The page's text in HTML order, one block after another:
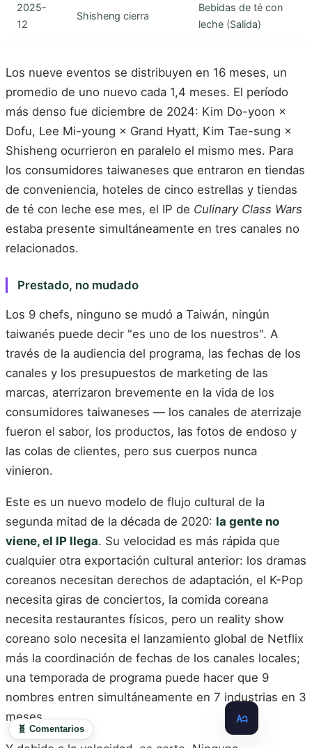
2025-
12
Shisheng cierra
Bebidas de té con
leche (Salida)
Los nueve eventos se distribuyen en 16 meses, un
promedio de uno nuevo cada 1,4 meses. El período
más denso fue diciembre de 2024: Kim Do-yoon ×
Dofu, Lee Mi-young × Grand Hyatt, Kim Tae-sung ×
Shisheng ocurrieron en paralelo el mismo mes. Para
los consumidores taiwaneses que entraron en tiendas
de conveniencia, hoteles de cinco estrellas y tiendas
de té con leche ese mes, el IP de Culinary Class Wars
estaba presente simultáneamente en tres canales no
relacionados.
Prestado, no mudado
Los 9 chefs, ninguno se mudó a Taiwán, ningún
taiwanés puede decir "es uno de los nuestros". A
través de la audiencia del programa, las fechas de los
canales y los presupuestos de marketing de las
marcas, aterrizaron brevemente en la vida de los
consumidores taiwaneses — los canales de aterrizaje
fueron el sabor, los productos, las fotos de endoso y
las colas de clientes, pero sus cuerpos nunca
vinieron.
Este es un nuevo modelo de flujo cultural de la
segunda mitad de la década de 2020: la gente no
viene, el IP llega. Su velocidad es más rápida que
cualquier otra exportación cultural anterior: los dramas
coreanos necesitan derechos de adaptación, el K-Pop
necesita giras de conciertos, la comida coreana
necesita restaurantes físicos, pero un reality show
coreano solo necesita el lanzamiento global de Netflix
más la coordinación de fechas de los canales locales;
una temporada de programa puede hacer que 9
nombres entren simultáneamente en 7 industrias en 3
meses.
🧬 Comentarios